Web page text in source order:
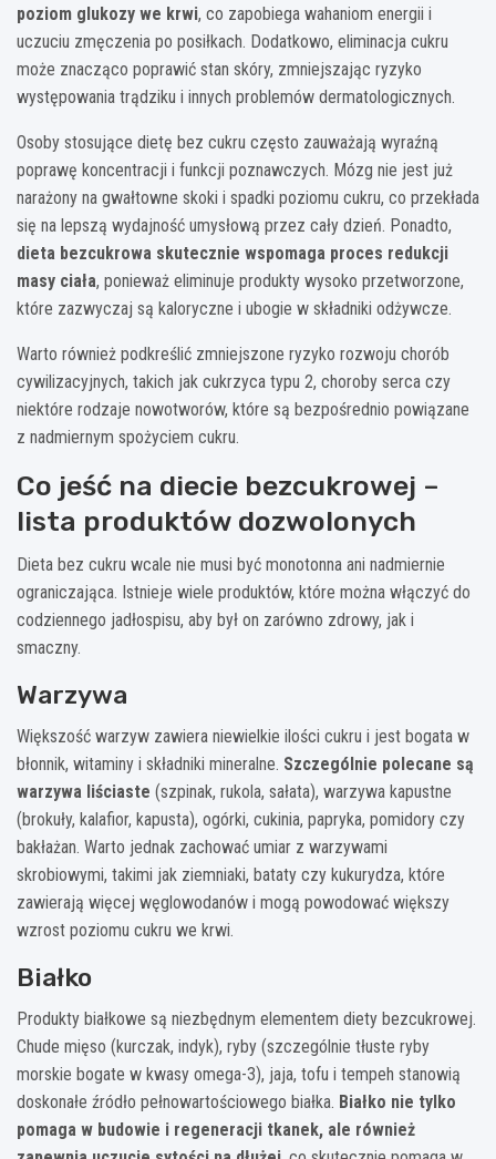
poziom glukozy we krwi, co zapobiega wahaniom energii i
uczuciu zmęczenia po posiłkach. Dodatkowo, eliminacja cukru
może znacząco poprawić stan skóry, zmniejszając ryzyko
występowania trądziku i innych problemów dermatologicznych.
Osoby stosujące dietę bez cukru często zauważają wyraźną
poprawę koncentracji i funkcji poznawczych. Mózg nie jest już
narażony na gwałtowne skoki i spadki poziomu cukru, co przekłada
się na lepszą wydajność umysłową przez cały dzień. Ponadto,
dieta bezcukrowa skutecznie wspomaga proces redukcji
masy ciała, ponieważ eliminuje produkty wysoko przetworzone,
które zazwyczaj są kaloryczne i ubogie w składniki odżywcze.
Warto również podkreślić zmniejszone ryzyko rozwoju chorób
cywilizacyjnych, takich jak cukrzyca typu 2, choroby serca czy
niektóre rodzaje nowotworów, które są bezpośrednio powiązane
z nadmiernym spożyciem cukru.
Co jeść na diecie bezcukrowej –
lista produktów dozwolonych
Dieta bez cukru wcale nie musi być monotonna ani nadmiernie
ograniczająca. Istnieje wiele produktów, które można włączyć do
codziennego jadłospisu, aby był on zarówno zdrowy, jak i
smaczny.
Warzywa
Większość warzyw zawiera niewielkie ilości cukru i jest bogata w
błonnik, witaminy i składniki mineralne. Szczególnie polecane są
warzywa liściaste (szpinak, rukola, sałata), warzywa kapustne
(brokuły, kalafior, kapusta), ogórki, cukinia, papryka, pomidory czy
bakłażan. Warto jednak zachować umiar z warzywami
skrobiowymi, takimi jak ziemniaki, bataty czy kukurydza, które
zawierają więcej węglowodanów i mogą powodować większy
wzrost poziomu cukru we krwi.
Białko
Produkty białkowe są niezbędnym elementem diety bezcukrowej.
Chude mięso (kurczak, indyk), ryby (szczególnie tłuste ryby
morskie bogate w kwasy omega-3), jaja, tofu i tempeh stanowią
doskonałe źródło pełnowartościowego białka. Białko nie tylko
pomaga w budowie i regeneracji tkanek, ale również